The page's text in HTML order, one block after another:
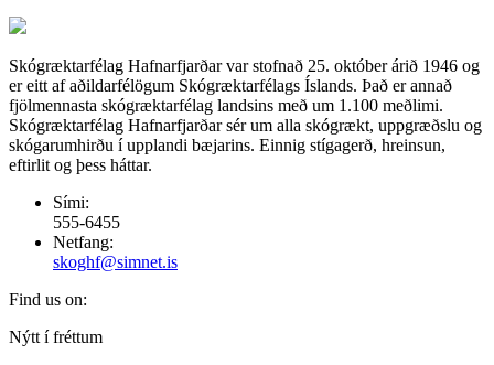
Skógræktarfélag Hafnarfjarðar var stofnað 25. október árið 1946 og
er eitt af aðildarfélögum Skógræktarfélags Íslands. Það er annað
fjölmennasta skógræktarfélag landsins með um 1.100 meðlimi.
Skógræktarfélag Hafnarfjarðar sér um alla skógrækt, uppgræðslu og
skógarumhirðu í upplandi bæjarins. Einnig stígagerð, hreinsun,
eftirlit og þess háttar.
Sími:
555-6455
Netfang:
skoghf@simnet.is
Find us on:
Facebook
Nýtt í fréttum